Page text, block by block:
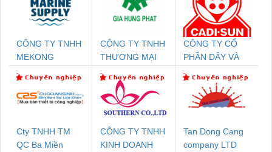
CÔNG TY TNHH
MEKONG
CÔNG TY TNHH
THƯƠNG MẠI
THUẬT ĐIỆN CƠ
GIA HƯNG
PHÁT
CÔNG TY CỔ
PHẦN DÂY VÀ
THƯỢNG ĐÌNH
Cty TNHH TM
QC Ba Miền
CÔNG TY TNHH
KINH DOANH
Tan Dong Cang
company LTD